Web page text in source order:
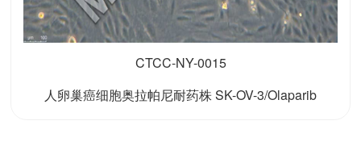
CTCC-NY-0015
人卵巢癌细胞奥拉帕尼耐药株 SK-OV-3/Olaparib